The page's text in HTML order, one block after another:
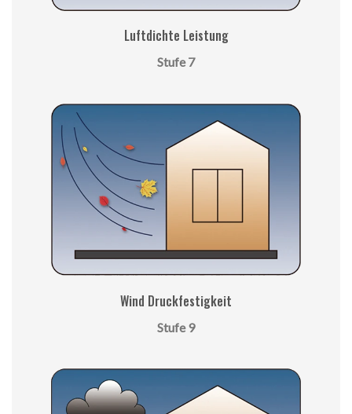
Luftdichte Leistung
Stufe 7
Wind Druckfestigkeit
Stufe 9